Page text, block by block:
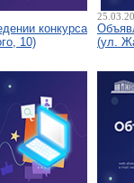
конкурса
10)
(ул.